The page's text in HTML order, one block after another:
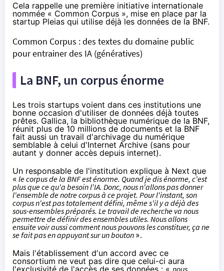
Cela rappelle une première initiative internationale
nommée « Common Corpus », mise en place par la
startup Pleias qui utilise déjà les données de la BNF.
Common Corpus : des textes du domaine public
pour entrainer des IA (génératives)
La BNF, un corpus énorme
Les trois startups voient dans ces institutions une
bonne occasion d'utiliser de données déjà toutes
prêtes. Gallica, la bibliothèque numérique de la BNF,
réunit plus de 10 millions de documents et la BNF
fait aussi un travail d'archivage du numérique
semblable à celui d'Internet Archive (sans pour
autant y donner accès depuis internet).
Un responsable de l'institution explique à Next que
« le corpus de la BNF est énorme. Quand je dis énorme, c'est
plus que ce qu'a besoin l'IA. Donc, nous n'allons pas donner
l'ensemble de notre corpus à ce projet. Pour l'instant, son
corpus n'est pas totalement défini, même s'il y a déjà des
sous-ensembles préparés. Le travail de recherche va nous
permettre de définir des ensembles utiles. Nous allons
ensuite voir aussi comment nous pouvons les constituer, ça ne
se fait pas en appuyant sur un bouton ».
Mais l'établissement d'un accord avec ce
consortium ne veut pas dire que celui-ci aura